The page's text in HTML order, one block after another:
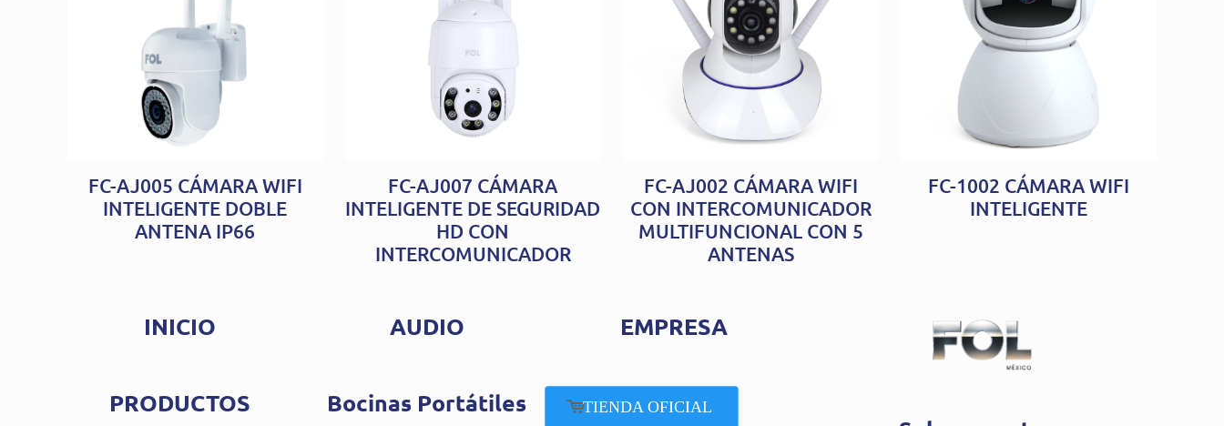
FC-AJ005 CÁMARA WIFI
INTELIGENTE DOBLE
ANTENA IP66
FC-AJ007 CÁMARA
INTELIGENTE DE SEGURIDAD
HD CON
INTERCOMUNICADOR
FC-AJ002 CÁMARA WIFI
CON INTERCOMUNICADOR
MULTIFUNCIONAL CON 5
ANTENAS
FC-1002 CÁMARA WIFI
INTELIGENTE
INICIO AUDIO EMPRESA
PRODUCTOS Bocinas Portátiles TIENDA OFICIAL